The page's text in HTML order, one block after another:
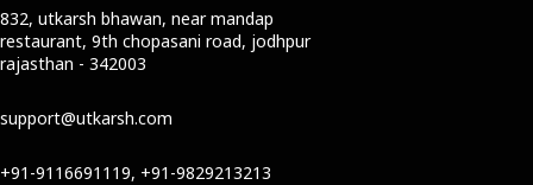
832, utkarsh bhawan, near mandap
restaurant, 9th chopasani road, jodhpur
rajasthan - 342003
support@utkarsh.com
+91-9116691119, +91-9829213213